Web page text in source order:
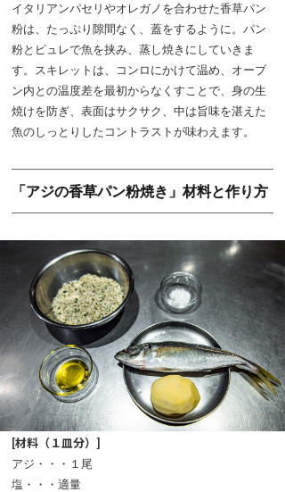
イタリアンパセリやオレガノを合わせた香草パン
粉は、たっぷり隙間なく、蓋をするように。パン
粉とピュレで魚を挟み、蒸し焼きにしていきま
す。スキレットは、コンロにかけて温め、オーブ
ン内との温度差を最初からなくすことで、身の生
焼けを防ぎ、表面はサクサク、中は旨味を湛えた
魚のしっとりしたコントラストが味わえます。
「アジの香草パン粉焼き」材料と作り方
[材料（１皿分）]
アジ・・・１尾
塩・・・適量